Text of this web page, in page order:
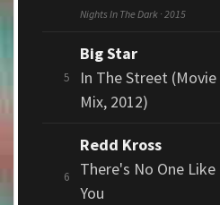
Nights In The Dark · 2015
5
Big Star
In The Street (Movie
Mix, 2012)
6
Redd Kross
There's No One Like
You